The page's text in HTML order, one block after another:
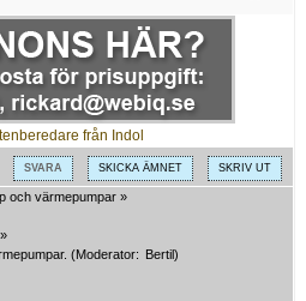
SVARA SKICKA ÄMNET SKRIV UT
och värmepumpar »
»
(Moderator: Bertil)